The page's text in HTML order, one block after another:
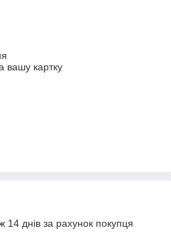
вашу картку
днів за рахунок покупця